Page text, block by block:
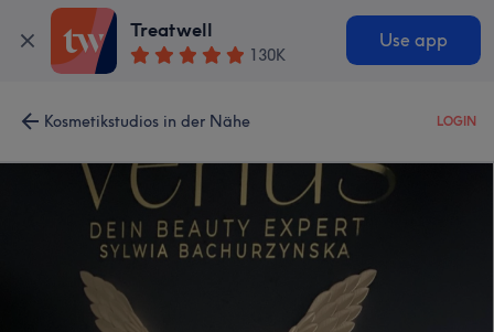
Treatwell
130K
Use app
Kosmetikstudios in der Nähe LOGIN